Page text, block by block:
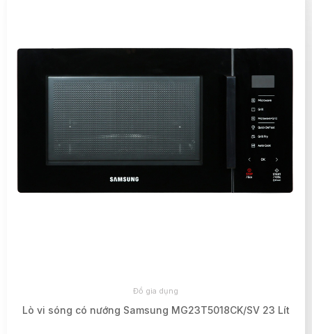
Đồ gia dụng
Lò vi sóng có nướng Samsung MG23T5018CK/SV 23 Lít